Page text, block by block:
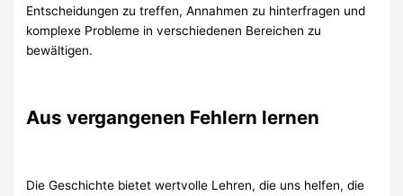
Entscheidungen zu treffen, Annahmen zu hinterfragen und
komplexe Probleme in verschiedenen Bereichen zu
bewältigen.
Aus vergangenen Fehlern lernen
Die Geschichte bietet wertvolle Lehren, die uns helfen, die